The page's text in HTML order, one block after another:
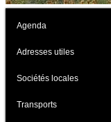
Agenda
Adresses utiles
Sociétés locales
Transports